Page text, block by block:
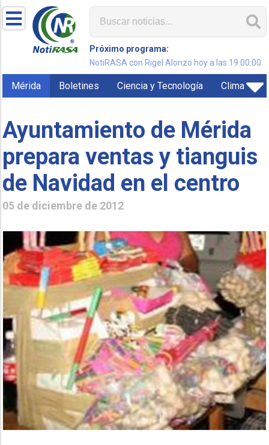
Próximo programa:
NotiRASA con Rigel Alonzo hoy a las 19:00:00
Mérida Boletines Ciencia y Tecnología Clima
Ayuntamiento de Mérida
prepara ventas y tianguis
de Navidad en el centro
05 de diciembre de 2012